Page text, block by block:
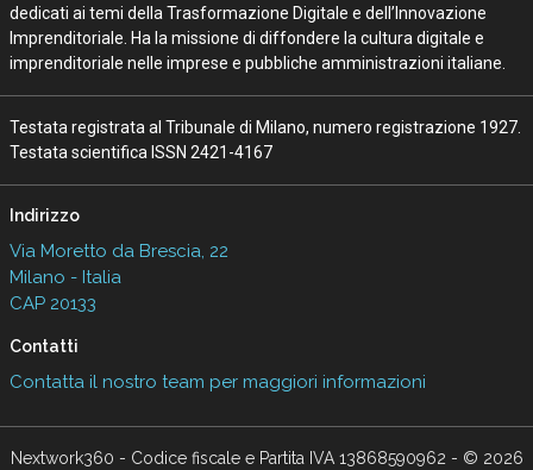
dedicati ai temi della Trasformazione Digitale e dell’Innovazione
Imprenditoriale. Ha la missione di diffondere la cultura digitale e
imprenditoriale nelle imprese e pubbliche amministrazioni italiane.
Testata registrata al Tribunale di Milano, numero registrazione 1927.
Testata scientifica ISSN 2421-4167
Indirizzo
Via Moretto da Brescia, 22
Milano - Italia
CAP 20133
Contatti
Contatta il nostro team per maggiori informazioni
Nextwork360 - Codice fiscale e Partita IVA 13868590962 - © 2026